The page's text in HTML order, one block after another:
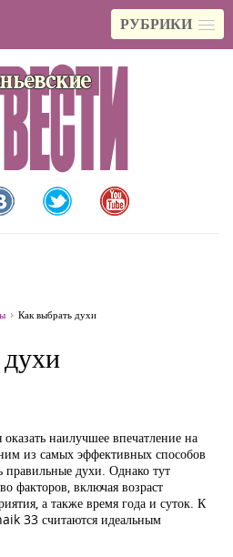
РУБРИКИ
Как выбрать духи
наилучшее впечатление на
из самых эффективных способов
правильные духи. Однако тут
факторов, включая возраст
а также время года и суток. К
33 считаются идеальным